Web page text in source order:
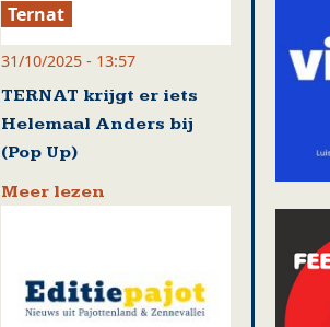
Ternat
31/10/2025 - 13:57
TERNAT krijgt er iets
Helemaal Anders bij
(Pop Up)
Meer lezen